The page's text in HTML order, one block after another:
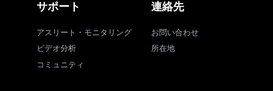
サポート
アスリート・モニタリング
ビデオ分析
コミュニティ
連絡先
お問い合わせ
所在地